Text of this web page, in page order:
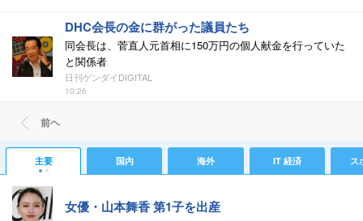
DHC会長の金に群がった議員たち
同会長は、菅直人元首相に150万円の個人献金を行っていた
と関係者
日刊ゲンダイDIGITAL
10:26
前ヘ
主要 国内 海外 IT 経済 ス
女優・山本舞香 第1子を出産